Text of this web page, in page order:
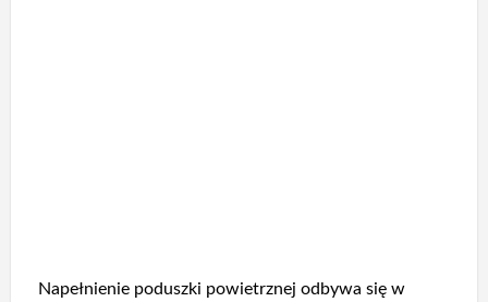
Napełnienie poduszki powietrznej odbywa się w